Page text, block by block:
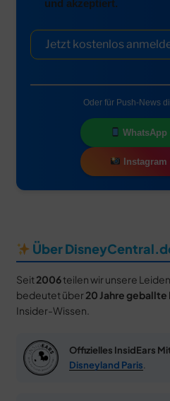
und akzeptiert.
Jetzt kostenlos
Oder für Push-News
WhatsApp
Instagram
Über
Seit 2006teilen wir unsere
bedeutet über 20 Jahre
Insider-Wissen.
Offizielles InsidEars
Disneyland Paris.